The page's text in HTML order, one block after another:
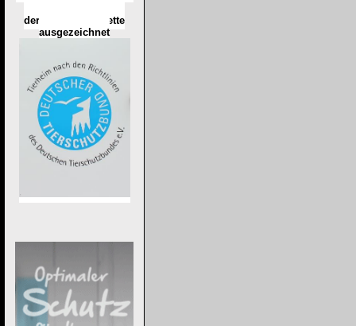
der
Tierheimplakette
ausgezeichnet